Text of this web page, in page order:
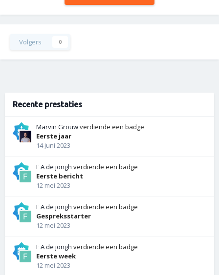
Volgers 0
Recente prestaties
Marvin Grouwverdiende een badge
Eerste jaar
14 juni 2023
F A de jongh verdiende een badge
Eerste bericht
12 mei 2023
F A de jongh verdiende een badge
Gespreksstarter
12 mei 2023
F A de jongh verdiende een badge
Eerste week
12 mei 2023